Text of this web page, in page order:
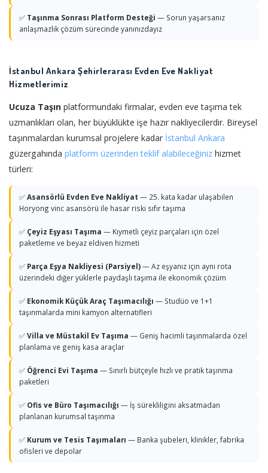
✅ Taşınma Sonrası Platform Desteği — Sorun yaşarsanız
anlaşmazlık çözüm sürecinde yanınızdayız
İstanbul Ankara Şehirlerarası Evden Eve Nakliyat
Hizmetlerimiz
Ucuza Taşın platformundaki firmalar, evden eve taşıma tek
uzmanlıkları olan, her büyüklükte işe hazır nakliyecilerdir. Bireysel
taşınmalardan kurumsal projelere kadar İstanbul Ankara
güzergahında platform üzerinden teklif alabileceğiniz hizmet
türleri:
✅Asansörlü Evden Eve Nakliyat — 25. kata kadar ulaşabilen
Horyong vinc asansörü ile hasar riski sıfır taşıma
✅ Çeyiz Eşyası Taşıma — Kıymetli çeyiz parçaları için özel
paketleme ve beyaz eldiven hizmeti
✅ Parça Eşya Nakliyesi (Parsiyel)— Az eşyanız için aynı rota
üzerindeki diğer yüklerle paydaşlı taşıma ile ekonomik çözüm
✅ Ekonomik Küçük Araç Taşımacılığı — Studüo ve 1+1
taşınmalarda mini kamyon alternatifleri
✅Villa ve Müstakil Ev Taşıma — Geniş hacimli taşınmalarda özel
planlama ve geniş kasa araçlar
✅ Öğrenci Evi Taşıma — Sınırlı bütçeyle hızlı ve pratik taşınma
paketleri
✅ Ofis ve Büro Taşımacılığı — İş sürekliligini aksatmadan
planlanan kurumsal taşınma
✅ Kurum ve Tesis Taşımaları — Banka şubeleri, klinikler, fabrika
ofisleri ve depolar